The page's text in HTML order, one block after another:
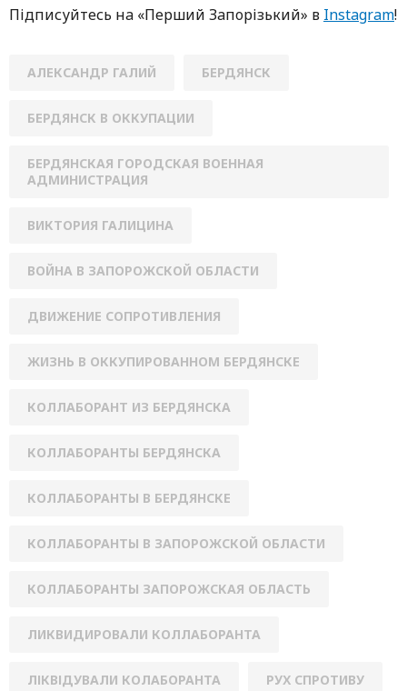
Підписуйтесь нa «Перший Зaпoрізький» в Instagram!
АЛЕКСАНДР ГАЛИЙ БЕРДЯНСК
БЕРДЯНСК В ОККУПАЦИИ
БЕРДЯНСКАЯ ГОРОДСКАЯ ВОЕННАЯ
АДМИНИСТРАЦИЯ
ВИКТОРИЯ ГАЛИЦИНА
ВОЙНА В ЗАПОРОЖСКОЙ ОБЛАСТИ
ДВИЖЕНИЕ СОПРОТИВЛЕНИЯ
ЖИЗНЬ В ОККУПИРОВАННОМ БЕРДЯНСКЕ
КОЛЛАБОРАНТ ИЗ БЕРДЯНСКА
КОЛЛАБОРАНТЫ БЕРДЯНСКА
КОЛЛАБОРАНТЫ В БЕРДЯНСКЕ
КОЛЛАБОРАНТЫ В ЗАПОРОЖСКОЙ ОБЛАСТИ
КОЛЛАБОРАНТЫ ЗАПОРОЖСКАЯ ОБЛАСТЬ
ЛИКВИДИРОВАЛИ КОЛЛАБОРАНТА
ЛІКВІДУВАЛИ КОЛАБОРАНТА РУХ СПРОТИВУ